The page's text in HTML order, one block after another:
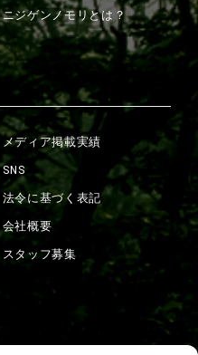
ニジゲンノモリとは？
メディア掲載実績
SNS
法令に基づく表記
会社概要
スタッフ募集